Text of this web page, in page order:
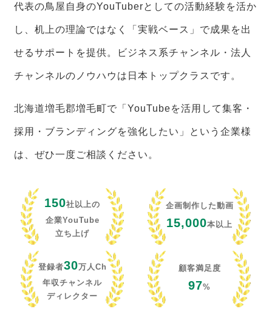
代表の鳥屋自身のYouTuberとしての活動経験を活か
し、机上の理論ではなく「実戦ベース」で成果を出
せるサポートを提供。ビジネス系チャンネル・法人
チャンネルのノウハウは日本トップクラスです。
北海道増毛郡増毛町で「YouTubeを活用して集客・
採用・ブランディングを強化したい」という企業様
は、ぜひ一度ご相談ください。
150社以上の
企業YouTube
立ち上げ
企画制作した動画
15,000本以上
登録者30万人Ch
年収チャンネル
ディレクター
顧客満足度
97%